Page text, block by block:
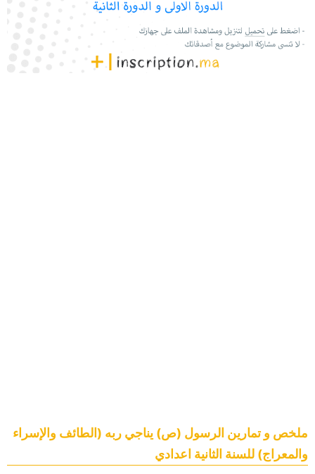
ملخص و تمارين الرسول (ص) يناجي ربه (الطائف والإسراء
والمعراج) للسنة الثانية اعدادي